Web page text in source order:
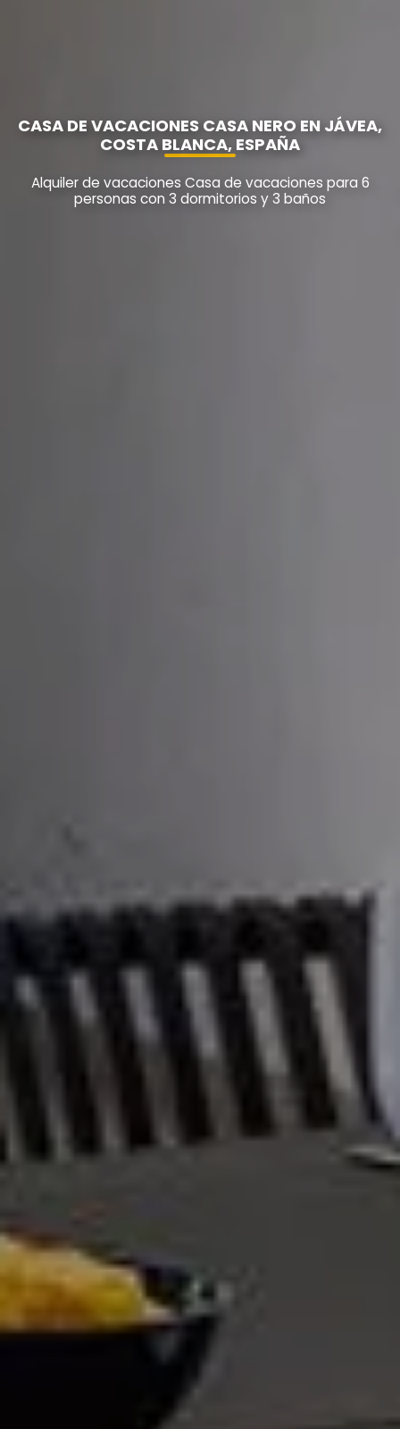
CASA DE VACACIONES CASA NERO EN JÁVEA,
COSTA BLANCA, ESPAÑA
Alquiler de vacaciones Casa de vacaciones para 6
personas con 3 dormitorios y 3 baños